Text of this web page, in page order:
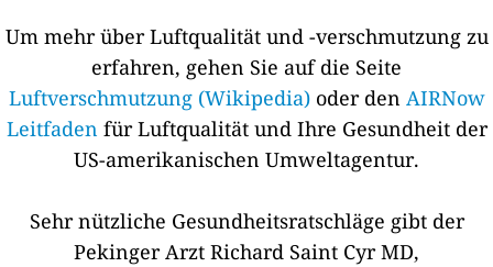
Um mehr über Luftqualität und -verschmutzung zu
erfahren, gehen Sie auf die Seite
Luftverschmutzung (Wikipedia)oder den AIRNow
Leitfaden für Luftqualität und Ihre Gesundheit der
US-amerikanischen Umweltagentur.
Sehr nützliche Gesundheitsratschläge gibt der
Pekinger Arzt Richard Saint Cyr MD,